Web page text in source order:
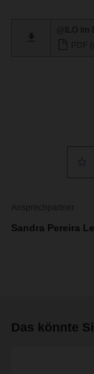
Ansprechpartner
Sandra Pereira
Das könnte